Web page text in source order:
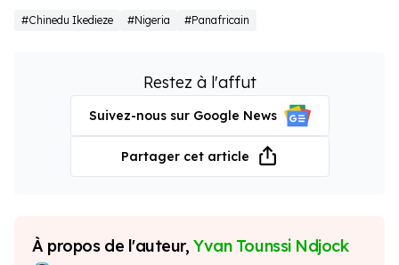
#Chinedu Ikedieze #Nigeria #Panafricain
Restez à l'affut
Suivez-nous sur Google News
Partager cet article
À propos de l'auteur,Yvan Tounssi Ndjock